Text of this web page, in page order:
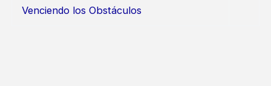
Venciendo los Obstáculos